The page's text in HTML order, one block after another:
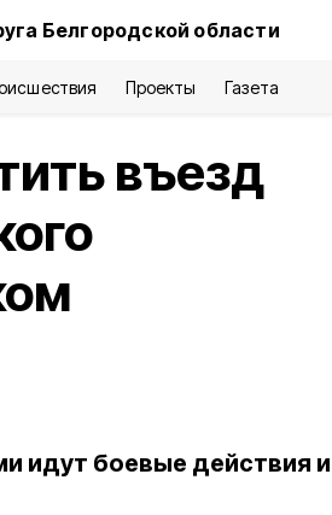
Белгородской области
Проекты Газета
въезд
идут боевые действия и